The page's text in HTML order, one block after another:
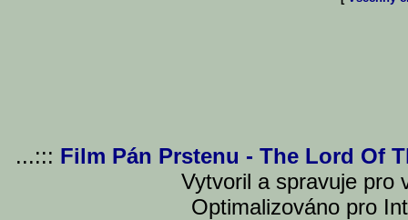
...::: Film Pán Prstenu - The Lord Of
Vytvoril a spravuje pro
Optimalizováno pro